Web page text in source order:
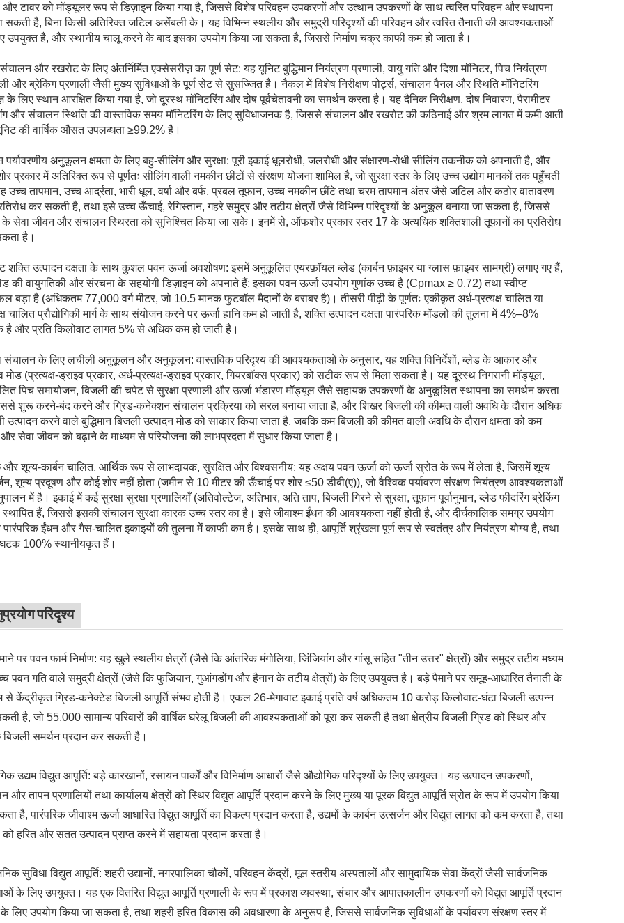
टावर को मॉड्यूलर रूप से डिज़ाइन किया गया है, जिससे विशेष परिवहन उपकरणों और उत्थान उपकरणों के साथ त्वरित परिवहन और स्थापना
सकती है, बिना किसी अतिरिक्त जटिल असेंबली के। यह विभिन्न स्थलीय और समुद्री परिदृश्यों की परिवहन और त्वरित तैनाती की आवश्यकताओं
उपयुक्त है, और स्थानीय चालू करने के बाद इसका उपयोग किया जा सकता है, जिससे निर्माण चक्र काफी कम हो जाता है।
और रखरोट के लिए अंतर्निर्मित एक्सेसरीज़ का पूर्ण सेट: यह यूनिट बुद्धिमान नियंत्रण प्रणाली, वायु गति और दिशा मॉनिटर, पिच नियंत्रण
और ब्रेकिंग प्रणाली जैसी मुख्य सुविधाओं के पूर्ण सेट से सुसज्जित है। नैकल में विशेष निरीक्षण पोर्ट्स, संचालन पैनल और स्थिति मॉनिटरिंग
के लिए स्थान आरक्षित किया गया है, जो दूरस्थ मॉनिटरिंग और दोष पूर्वचेतावनी का समर्थन करता है। यह दैनिक निरीक्षण, दोष निवारण, पैरामीटर
और संचालन स्थिति की वास्तविक समय मॉनिटरिंग के लिए सुविधाजनक है, जिससे संचालन और रखरोट की कठिनाई और श्रम लागत में कमी आती
की वार्षिक औसत उपलब्धता ≥99.2% है।
पर्यावरणीय अनुकूलन क्षमता के लिए बहु-सीलिंग और सुरक्षा: पूरी इकाई धूलरोधी, जलरोधी और संक्षारण-रोधी सीलिंग तकनीक को अपनाती है, और
प्रकार में अतिरिक्त रूप से पूर्णतः सीलिंग वाली नमकीन छींटों से संरक्षण योजना शामिल है, जो सुरक्षा स्तर के लिए उच्च उद्योग मानकों तक पहुँचती
उच्च तापमान, उच्च आर्द्रता, भारी धूल, वर्षा और बर्फ, प्रबल तूफान, उच्च नमकीन छींटे तथा चरम तापमान अंतर जैसे जटिल और कठोर वातावरण
कर सकती है, तथा इसे उच्च ऊँचाई, रेगिस्तान, गहरे समुद्र और तटीय क्षेत्रों जैसे विभिन्न परिदृश्यों के अनुकूल बनाया जा सकता है, जिससे
के सेवा जीवन और संचालन स्थिरता को सुनिश्चित किया जा सके। इनमें से, ऑफशोर प्रकार स्तर 17 के अत्यधिक शक्तिशाली तूफानों का प्रतिरोध
है।
शक्ति उत्पादन दक्षता के साथ कुशल पवन ऊर्जा अवशोषण: इसमें अनुकूलित एयरफ़ॉयल ब्लेड (कार्बन फ़ाइबर या ग्लास फ़ाइबर सामग्री) लगाए गए हैं,
की वायुगतिकी और संरचना के सहयोगी डिज़ाइन को अपनाते हैं; इसका पवन ऊर्जा उपयोग गुणांक उच्च है (Cpmax ≥ 0.72) तथा स्वीप्ट
बड़ा है (अधिकतम 77,000 वर्ग मीटर, जो 10.5 मानक फुटबॉल मैदानों के बराबर है)। तीसरी पीढ़ी के पूर्णतः एकीकृत अर्ध-प्रत्यक्ष चालित या
चालित प्रौद्योगिकी मार्ग के साथ संयोजन करने पर ऊर्जा हानि कम हो जाती है, शक्ति उत्पादन दक्षता पारंपरिक मॉडलों की तुलना में 4%–8%
है और प्रति किलोवाट लागत 5% से अधिक कम हो जाती है।
के लिए लचीली अनुकूलन और अनुकूलन: वास्तविक परिदृश्य की आवश्यकताओं के अनुसार, यह शक्ति विनिर्देशों, ब्लेड के आकार और
मोड (प्रत्यक्ष-ड्राइव प्रकार, अर्ध-प्रत्यक्ष-ड्राइव प्रकार, गियरबॉक्स प्रकार) को सटीक रूप से मिला सकता है। यह दूरस्थ निगरानी मॉड्यूल,
पिच समायोजन, बिजली की चपेट से सुरक्षा प्रणाली और ऊर्जा भंडारण मॉड्यूल जैसे सहायक उपकरणों के अनुकूलित स्थापना का समर्थन करता
शुरू करने-बंद करने और ग्रिड-कनेक्शन संचालन प्रक्रिया को सरल बनाया जाता है, और शिखर बिजली की कीमत वाली अवधि के दौरान अधिक
उत्पादन करने वाले बुद्धिमान बिजली उत्पादन मोड को साकार किया जाता है, जबकि कम बिजली की कीमत वाली अवधि के दौरान क्षमता को कम
सेवा जीवन को बढ़ाने के माध्यम से परियोजना की लाभप्रदता में सुधार किया जाता है।
और शून्य-कार्बन चालित, आर्थिक रूप से लाभदायक, सुरक्षित और विश्वसनीय: यह अक्षय पवन ऊर्जा को ऊर्जा स्रोत के रूप में लेता है, जिसमें शून्य
शून्य प्रदूषण और कोई शोर नहीं होता (जमीन से 10 मीटर की ऊँचाई पर शोर ≤50 डीबी(ए)), जो वैश्विक पर्यावरण संरक्षण नियंत्रण आवश्यकताओं
में है। इकाई में कई सुरक्षा सुरक्षा प्रणालियाँ (अतिवोल्टेज, अतिभार, अति ताप, बिजली गिरने से सुरक्षा, तूफान पूर्वानुमान, ब्लेड फीदरिंग ब्रेकिंग
हैं, जिससे इसकी संचालन सुरक्षा कारक उच्च स्तर का है। इसे जीवाश्म ईंधन की आवश्यकता नहीं होती है, और दीर्घकालिक समग्र उपयोग
पारंपरिक ईंधन और गैस-चालित इकाइयों की तुलना में काफी कम है। इसके साथ ही, आपूर्ति श्रृंखला पूर्ण रूप से स्वतंत्र और नियंत्रण योग्य है, तथा
100% स्थानीयकृत हैं।
परिदृश्य
पर पवन फार्म निर्माण: यह खुले स्थलीय क्षेत्रों (जैसे कि आंतरिक मंगोलिया, जिंजियांग और गांसू सहित "तीन उत्तर" क्षेत्रों) और समुद्र तटीय मध्यम
पवन गति वाले समुद्री क्षेत्रों (जैसे कि फुजियान, गुआंगडोंग और हैनान के तटीय क्षेत्रों) के लिए उपयुक्त है। बड़े पैमाने पर समूह-आधारित तैनाती के
से केंद्रीकृत ग्रिड-कनेक्टेड बिजली आपूर्ति संभव होती है। एकल 26-मेगावाट इकाई प्रति वर्ष अधिकतम 10 करोड़ किलोवाट-घंटा बिजली उत्पन्न
है, जो 55,000 सामान्य परिवारों की वार्षिक घरेलू बिजली की आवश्यकताओं को पूरा कर सकती है तथा क्षेत्रीय बिजली ग्रिड को स्थिर और
बिजली समर्थन प्रदान कर सकती है।
उद्यम विद्युत आपूर्ति: बड़े कारखानों, रसायन पार्कों और विनिर्माण आधारों जैसे औद्योगिक परिदृश्यों के लिए उपयुक्त। यह उत्पादन उपकरणों,
और तापन प्रणालियों तथा कार्यालय क्षेत्रों को स्थिर विद्युत आपूर्ति प्रदान करने के लिए मुख्य या पूरक विद्युत आपूर्ति स्रोत के रूप में उपयोग किया
है, पारंपरिक जीवाश्म ऊर्जा आधारित विद्युत आपूर्ति का विकल्प प्रदान करता है, उद्यमों के कार्बन उत्सर्जन और विद्युत लागत को कम करता है, तथा
को हरित और सतत उत्पादन प्राप्त करने में सहायता प्रदान करता है।
सुविधा विद्युत आपूर्ति: शहरी उद्यानों, नगरपालिका चौकों, परिवहन केंद्रों, मूल स्तरीय अस्पतालों और सामुदायिक सेवा केंद्रों जैसी सार्वजनिक
के लिए उपयुक्त। यह एक वितरित विद्युत आपूर्ति प्रणाली के रूप में प्रकाश व्यवस्था, संचार और आपातकालीन उपकरणों को विद्युत आपूर्ति प्रदान
लिए उपयोग किया जा सकता है, तथा शहरी हरित विकास की अवधारणा के अनुरूप है, जिससे सार्वजनिक सुविधाओं के पर्यावरण संरक्षण स्तर में